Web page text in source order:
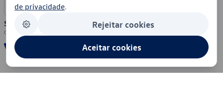
Segurança
de privacidade.
Rejeitar cookies
Aceitar cookies